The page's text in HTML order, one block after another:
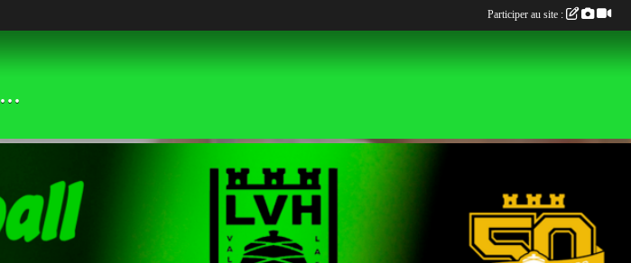
Participer au site :